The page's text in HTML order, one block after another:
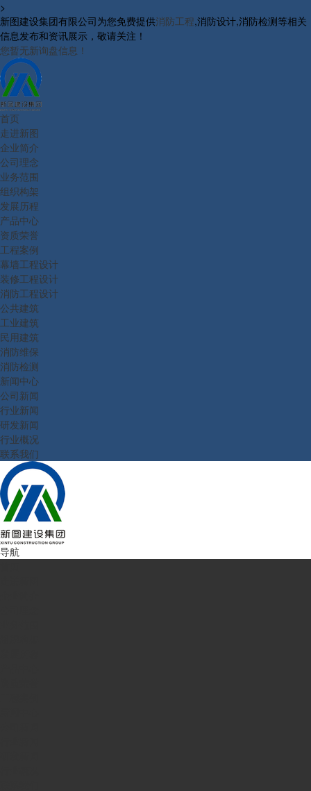
>
新图建设集团有限公司为您免费提供消防工程,消防设计,消防检测等相关
信息发布和资讯展示，敬请关注！
您暂无新询盘信息！
首页
走进新图
企业简介
公司理念
业务范围
组织构架
发展历程
产品中心
资质荣誉
工程案例
幕墙工程设计
装修工程设计
消防工程设计
公共建筑
工业建筑
民用建筑
消防维保
消防检测
新闻中心
公司新闻
行业新闻
研发新闻
行业概况
联系我们
导航